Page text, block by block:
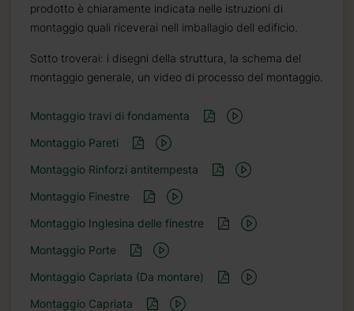
prodotto è chiaramente indicata nelle istruzioni di
montaggio quali riceverai nell imballagio dell edificio.
Sotto troverai: i disegni della struttura, la schema del
montaggio generale, un video di processo del montaggio.
Montaggio travi di fondamenta
Montaggio Pareti
Montaggio Rinforzi antitempesta
Montaggio Finestre
Montaggio Inglesina delle finestre
Montaggio Porte
Montaggio Capriata (Da montare)
Montaggio Capriata